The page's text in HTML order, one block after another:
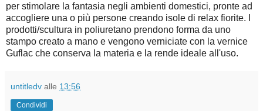
per stimolare la fantasia negli ambienti domestici, pronte ad
accogliere una o più persone creando isole di relax fiorite. I
prodotti/scultura in poliuretano prendono forma da uno
stampo creato a mano e vengono verniciate con la vernice
Guflac che conserva la materia e la rende ideale all'uso.
untitledv alle 13:56
Condividi